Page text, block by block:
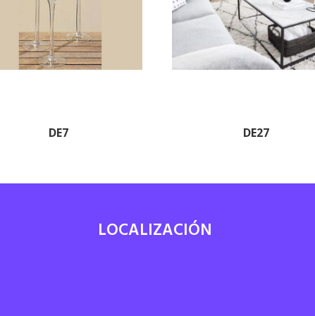
DE7 DE27
LOCALIZACIÓN